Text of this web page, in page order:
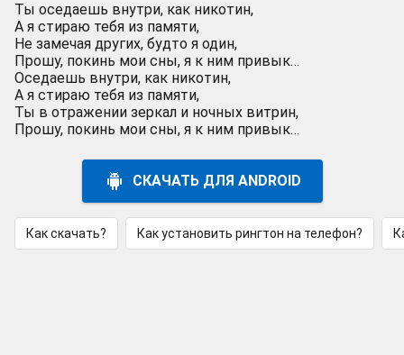
Ты оседаешь внутри, как никотин,
А я стираю тебя из памяти,
Не замечая других, будто я один,
Прошу, покинь мои сны, я к ним привык…
Оседаешь внутри, как никотин,
А я стираю тебя из памяти,
Ты в отражении зеркал и ночных витрин,
Прошу, покинь мои сны, я к ним привык…
СКАЧАТЬ ДЛЯ ANDROID
Как скачать? Как установить рингтон на телефон?